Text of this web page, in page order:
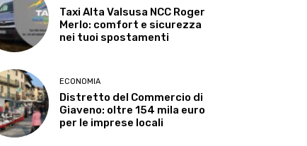
Taxi Alta Valsusa NCC Roger
Merlo: comfort e sicurezza
nei tuoi spostamenti
ECONOMIA
Distretto del Commercio di
Giaveno: oltre 154 mila euro
per le imprese locali